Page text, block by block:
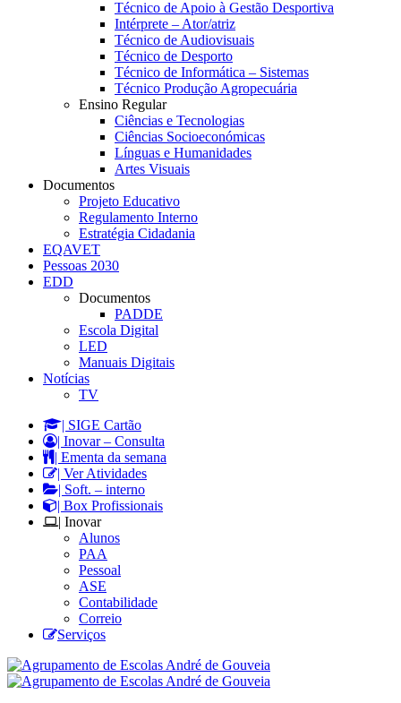
Técnico de Apoio à Gestão Desportiva
Intérprete – Ator/atriz
Técnico de Audiovisuais
Técnico de Desporto
Técnico de Informática – Sistemas
Técnico Produção Agropecuária
Ensino Regular
Ciências e Tecnologias
Ciências Socioeconómicas
Línguas e Humanidades
Artes Visuais
Documentos
Projeto Educativo
Regulamento Interno
Estratégia Cidadania
EQAVET
Pessoas 2030
EDD
Documentos
PADDE
Escola Digital
LED
Manuais Digitais
Notícias
TV
| SIGE Cartão
| Inovar – Consulta
| Ementa da semana
| Ver Atividades
| Soft. – interno
| Box Profissionais
| Inovar
Alunos
PAA
Pessoal
ASE
Contabilidade
Correio
Serviços